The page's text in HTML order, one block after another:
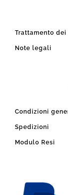
Trattamento
Note legali
Condizioni
Spedizioni
Modulo Resi